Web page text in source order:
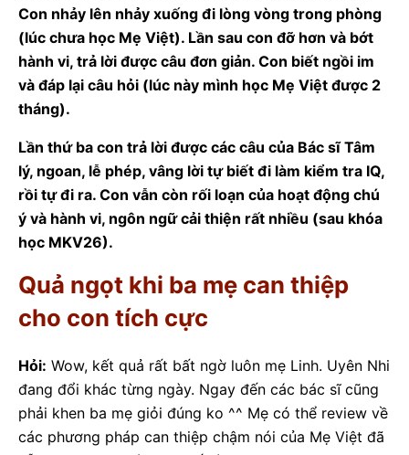
Con nhảy lên nhảy xuống đi lòng vòng trong phòng
(lúc chưa học Mẹ Việt). Lần sau con đỡ hơn và bớt
hành vi, trả lời được câu đơn giản. Con biết ngồi im
và đáp lại câu hỏi (lúc này mình học Mẹ Việt được 2
tháng).
Lần thứ ba con trả lời được các câu của Bác sĩ Tâm
lý, ngoan, lễ phép, vâng lời tự biết đi làm kiểm tra IQ,
rồi tự đi ra. Con vẫn còn rối loạn của hoạt động chú
ý và hành vi, ngôn ngữ cải thiện rất nhiều (sau khóa
học MKV26).
Quả ngọt khi ba mẹ can thiệp
cho con tích cực
Hỏi: Wow, kết quả rất bất ngờ luôn mẹ Linh. Uyên Nhi
đang đổi khác từng ngày. Ngay đến các bác sĩ cũng
phải khen ba mẹ giỏi đúng ko ^^ Mẹ có thể review về
các phương pháp can thiệp chậm nói của Mẹ Việt đã